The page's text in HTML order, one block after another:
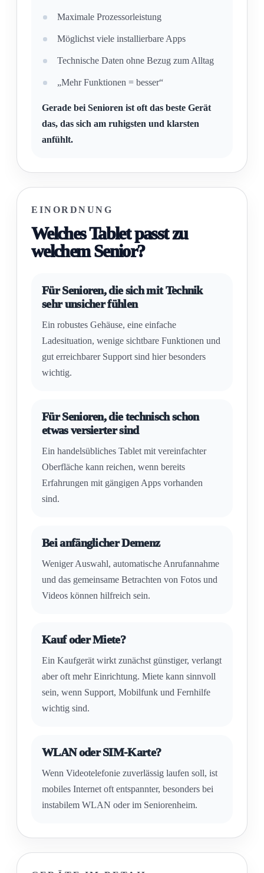
Maximale Prozessorleistung
Möglichst viele installierbare Apps
Technische Daten ohne Bezug zum Alltag
„Mehr Funktionen = besser“
Gerade bei Senioren ist oft das beste Gerät
das, das sich am ruhigsten und klarsten
anfühlt.
EINORDNUNG
Welches Tablet passt zu
welchem Senior?
Für Senioren, die sich mit Technik
sehr unsicher fühlen
Ein robustes Gehäuse, eine einfache
Ladesituation, wenige sichtbare Funktionen und
gut erreichbarer Support sind hier besonders
wichtig.
Für Senioren, die technisch schon
etwas versierter sind
Ein handelsübliches Tablet mit vereinfachter
Oberfläche kann reichen, wenn bereits
Erfahrungen mit gängigen Apps vorhanden
sind.
Bei anfänglicher Demenz
Weniger Auswahl, automatische Anrufannahme
und das gemeinsame Betrachten von Fotos und
Videos können hilfreich sein.
Kauf oder Miete?
Ein Kaufgerät wirkt zunächst günstiger, verlangt
aber oft mehr Einrichtung. Miete kann sinnvoll
sein, wenn Support, Mobilfunk und Fernhilfe
wichtig sind.
WLAN oder SIM-Karte?
Wenn Videotelefonie zuverlässig laufen soll, ist
mobiles Internet oft entspannter, besonders bei
instabilem WLAN oder im Seniorenheim.